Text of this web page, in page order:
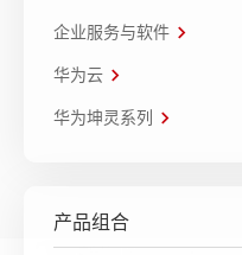
企业服务与软件
华为云
华为坤灵系列
产品组合